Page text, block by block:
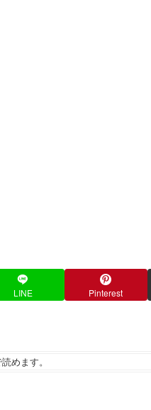
LINE Pinterest
めます。